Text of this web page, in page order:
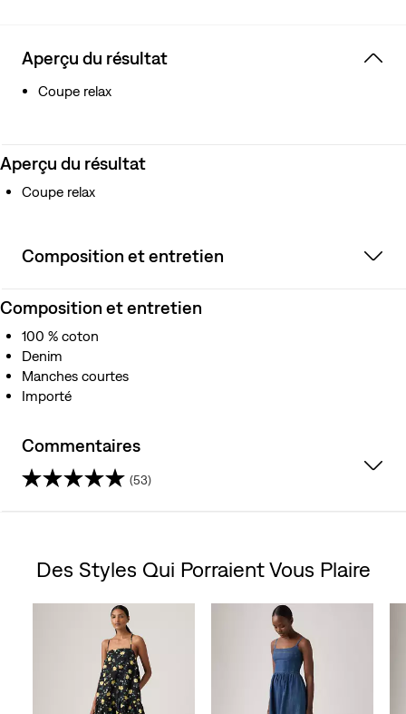
Aperçu du résultat
Coupe relax
Aperçu du résultat
Coupe relax
Composition et entretien
Composition et entretien
100 % coton
Denim
Manches courtes
Importé
Commentaires
(53)
sur
5.
évaluations
Des Styles Qui Porraient Vous Plaire